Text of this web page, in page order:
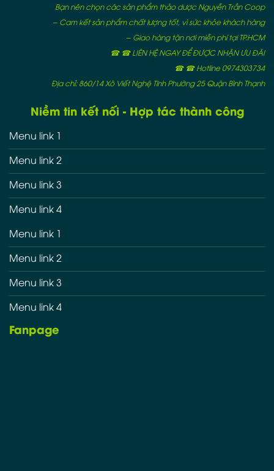
Bạn nên chọn các sản phẩm thảo dược Nguyễn Trần Coop
– Cam kết sản phẩm chất lượng tốt, vì sức khỏe khách hàng
– Giao hàng tận nơi miễn phí tại TP.HCM
☎ ☎ LIÊN HỆ NGAY ĐỂ ĐƯỢC NHẬN ƯU ĐÃI
☎ ☎ Hotline 0974303734
Địa chỉ: 860/14 Xô Viết Nghệ Tĩnh Phường 25 Quận Bình Thạnh
Niềm tin kết nối - Hợp tác thành công
Menu link 1
Menu link 2
Menu link 3
Menu link 4
Menu link 1
Menu link 2
Menu link 3
Menu link 4
Fanpage